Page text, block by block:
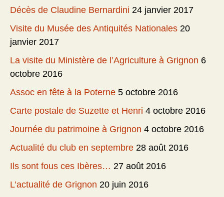
Décès de Claudine Bernardini 24 janvier 2017
Visite du Musée des Antiquités Nationales 20
janvier 2017
La visite du Ministère de l’Agriculture à Grignon 6
octobre 2016
Assoc en fête à la Poterne 5 octobre 2016
Carte postale de Suzette et Henri 4 octobre 2016
Journée du patrimoine à Grignon 4 octobre 2016
Actualité du club en septembre 28 août 2016
Ils sont fous ces Ibères… 27 août 2016
L’actualité de Grignon 20 juin 2016